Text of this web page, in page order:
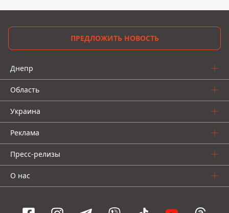
ПРЕДЛОЖИТЬ НОВОСТЬ
Днепр
Область
Украина
Реклама
Пресс-релизы
О нас